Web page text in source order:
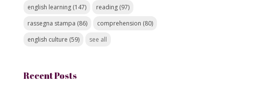
english learning (147) reading (97)
rassegna stampa (86) comprehension (80)
english culture (59) see all
Recent Posts